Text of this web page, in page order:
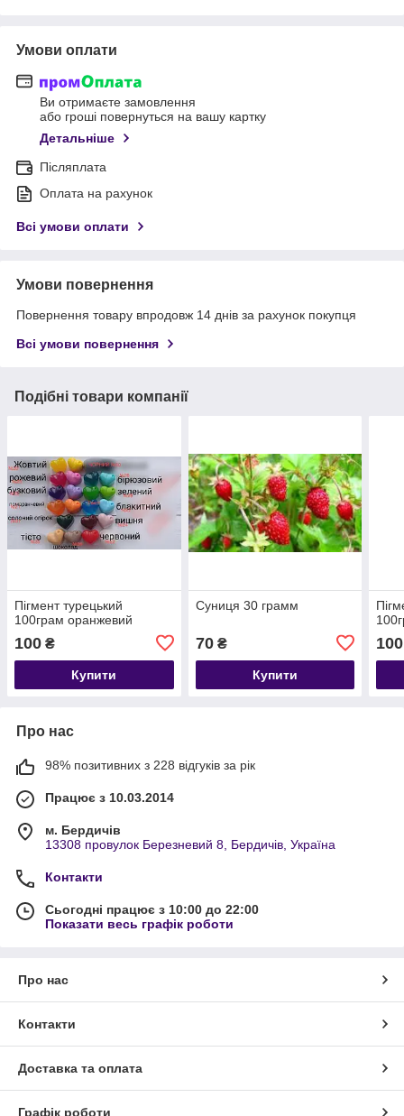
Умови оплати
Ви отримаєте замовлення
або гроші повернуться на вашу картку
Детальніше
Післяплата
Оплата на рахунок
Всі умови оплати
Умови повернення
Повернення товару впродовж 14 днів за рахунок покупця
Всі умови повернення
Подібні товари компанії
Пігмент турецький
100грам оранжевий
100 ₴
Купити
Суниця 30 грамм
70₴
Купити
100
Про нас
98% позитивних з 228 відгуків за рік
Працює з 10.03.2014
м. Бердичів
13308 провулок Березневий 8, Бердичів, Україна
Контакти
Сьогодні працює з 10:00 до 22:00
Показати весь графік роботи
Про нас
Контакти
Доставка та оплата
Графік роботи